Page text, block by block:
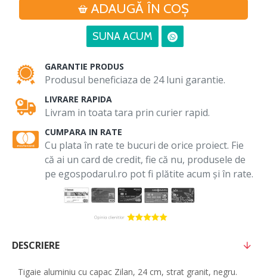
ADAUGĂ ÎN COŞ
SUNA ACUM
GARANTIE PRODUS
Produsul beneficiaza de 24 luni garantie.
LIVRARE RAPIDA
Livram in toata tara prin curier rapid.
CUMPARA IN RATE
Cu plata în rate te bucuri de orice proiect. Fie
că ai un card de credit, fie că nu, produsele de
pe egospodarul.ro pot fi plătite acum și în rate.
DESCRIERE
Tigaie aluminiu cu capac Zilan, 24 cm, strat granit, negru.